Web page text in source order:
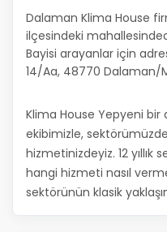
Dalaman Klima House
ilçesindeki
Bayisi arayanlar için
14/Aa, 48770 Dalaman/
Klima House Yepyeni bir
ekibimizle,
hizmetinizdeyiz. 12 yıllık
hangi hizmeti nasıl
sektörünün klasik